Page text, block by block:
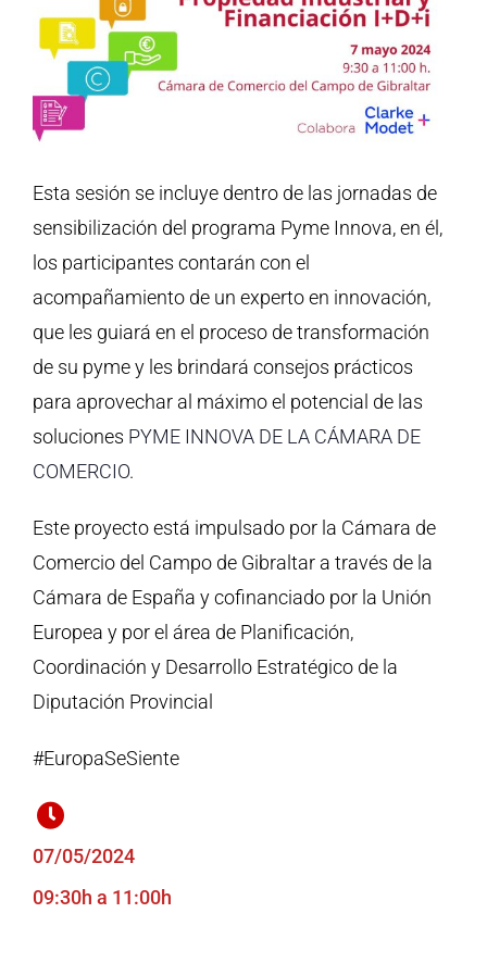
Esta sesión se incluye dentro de las jornadas de
sensibilización del programa Pyme Innova, en él,
los participantes contarán con el
acompañamiento de un experto en innovación,
que les guiará en el proceso de transformación
de su pyme y les brindará consejos prácticos
para aprovechar al máximo el potencial de las
soluciones PYME INNOVA DE LA CÁMARA DE
COMERCIO.
Este proyecto está impulsado por la Cámara de
Comercio del Campo de Gibraltar a través de la
Cámara de España y cofinanciado por la Unión
Europea y por el área de Planificación,
Coordinación y Desarrollo Estratégico de la
Diputación Provincial
#EuropaSeSiente
07/05/2024
09:30h a 11:00h